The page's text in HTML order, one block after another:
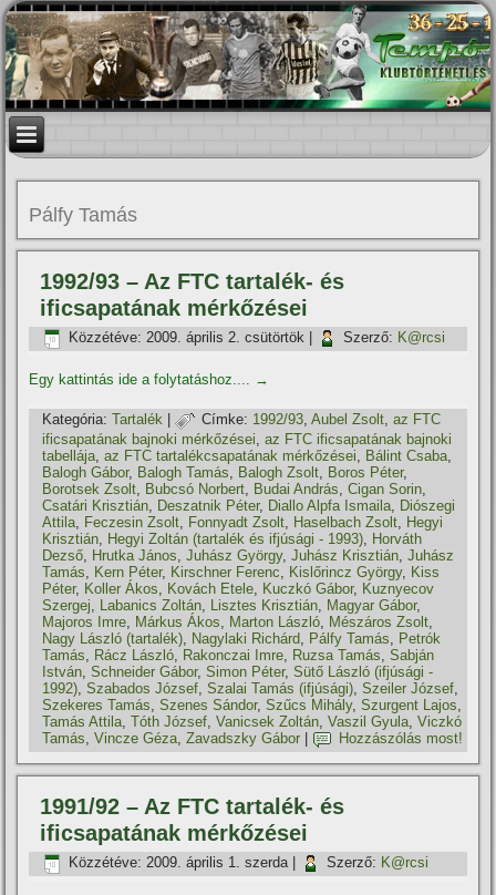
Pálfy Tamás
1992/93 – Az FTC tartalék- és
ificsapatának mérkőzései
Közzétéve: 2009. április 2. csütörtök Szerző: K@rcsi
Egy kattintás ide a folytatáshoz.... →
Kategória: Tartalék | Címke: 1992/93,Aubel Zsolt,az FTC
ificsapatának bajnoki mérkőzései,az FTC ificsapatának bajnoki
tabellája,az FTC tartalékcsapatának mérkőzései, Bálint Csaba,
Balogh Gábor, Balogh Tamás, Balogh Zsolt, Boros Péter,
Borotsek Zsolt, Bubcsó Norbert, Budai András,Cigan Sorin,
Csatári Krisztián, Deszatnik Péter, Diallo Alpfa Ismaila, Diószegi
Attila, Feczesin Zsolt, Fonnyadt Zsolt, Haselbach Zsolt, Hegyi
Krisztián, Hegyi Zoltán (tartalék és ifjúsági - 1993), Horváth
Dezső, Hrutka János,Juhász György,Juhász Krisztián,Juhász
Tamás, Kern Péter, Kirschner Ferenc, Kislőrincz György, Kiss
Péter, Koller Ákos, Kovách Etele, Kuczkó Gábor, Kuznyecov
Szergej, Labanics Zoltán, Lisztes Krisztián, Magyar Gábor,
Majoros Imre, Márkus Ákos, Marton László, Mészáros Zsolt,
Nagy László (tartalék), Nagylaki Richárd, Pálfy Tamás, Petrók
Tamás, Rácz László, Rakonczai Imre, Ruzsa Tamás,Sabján
István,Schneider Gábor,Simon Péter,Sütő László (ifjúsági -
1992),Szabados József,Szalai Tamás (ifjúsági),Szeiler József,
Szekeres Tamás,Szenes Sándor,Szűcs Mihály,Szurgent Lajos,
Tamás Attila,Tóth József,Vanicsek Zoltán,Vaszil Gyula,Viczkó
Tamás,Vincze Géza,Zavadszky Gábor Hozzászólás most!
1991/92 – Az FTC tartalék- és
ificsapatának mérkőzései
Közzétéve: 2009. április 1. szerda| Szerző: K@rcsi